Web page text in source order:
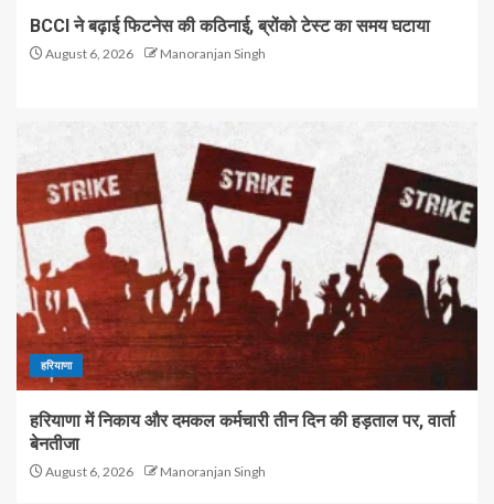
BCCI ने बढ़ाई फिटनेस की कठिनाई, ब्रोंको टेस्ट का समय घटाया
August 6, 2026 Manoranjan Singh
हरियाणा
हरियाणा में निकाय और दमकल कर्मचारी तीन दिन की हड़ताल पर, वार्ता
बेनतीजा
August 6, 2026 Manoranjan Singh